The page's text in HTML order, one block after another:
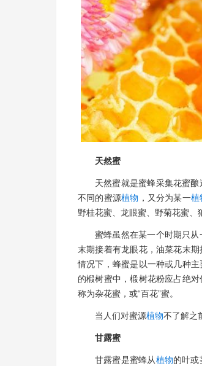
天然蜜
天然蜜就是蜜蜂采集花蜜
不同的蜜源植物 ，又分为某一植
野桂花蜜、龙眼蜜、野菊花蜜、
蜜蜂虽然在某一个时期只从
末期接着有龙眼花，油菜花末
情况下，蜂蜜是以一种或几种
的椴树蜜中，椴树花粉应占绝
称为杂花蜜，或“百花”蜜。
当人们对蜜源植物不了解之
甘露蜜
甘露蜜是蜜蜂从植物的叶或